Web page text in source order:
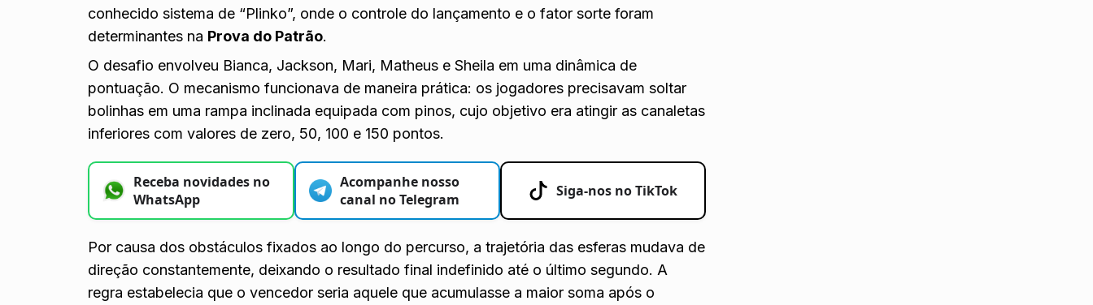
conhecido sistema de “Plinko”, onde o controle do lançamento e o fator sorte foram
determinantes na Prova do Patrão.
O desafio envolveu Bianca, Jackson, Mari, Matheus e Sheila em uma dinâmica de
pontuação. O mecanismo funcionava de maneira prática: os jogadores precisavam soltar
bolinhas em uma rampa inclinada equipada com pinos, cujo objetivo era atingir as canaletas
inferiores com valores de zero, 50, 100 e 150 pontos.
Receba novidades no
WhatsApp
Acompanhe nosso
canal no Telegram
Siga-nos no TikTok
Por causa dos obstáculos fixados ao longo do percurso, a trajetória das esferas mudava de
direção constantemente, deixando o resultado final indefinido até o último segundo. A
regra estabelecia que o vencedor seria aquele que acumulasse a maior soma após o